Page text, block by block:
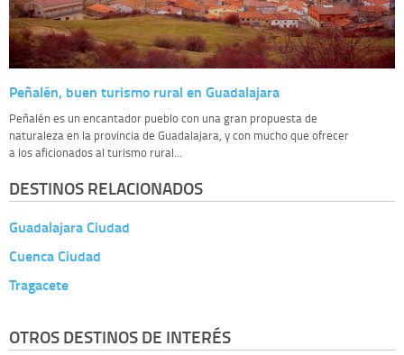
Peñalén, buen turismo rural en Guadalajara
Peñalén es un encantador pueblo con una gran propuesta de
naturaleza en la provincia de Guadalajara, y con mucho que ofrecer
a los aficionados al turismo rural...
DESTINOS RELACIONADOS
Guadalajara Ciudad
Cuenca Ciudad
Tragacete
OTROS DESTINOS DE INTERÉS